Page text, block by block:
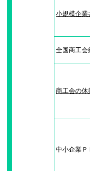
小規模企業
全国商工会
商工会の休
中小企業Ｐ